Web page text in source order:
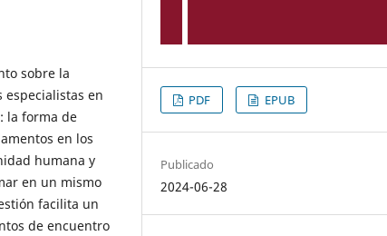
sobre la
en
la forma de
en los
humana y
en un mismo
facilita un
de encuentro
PDF EPUB
Publicado
2024-06-28